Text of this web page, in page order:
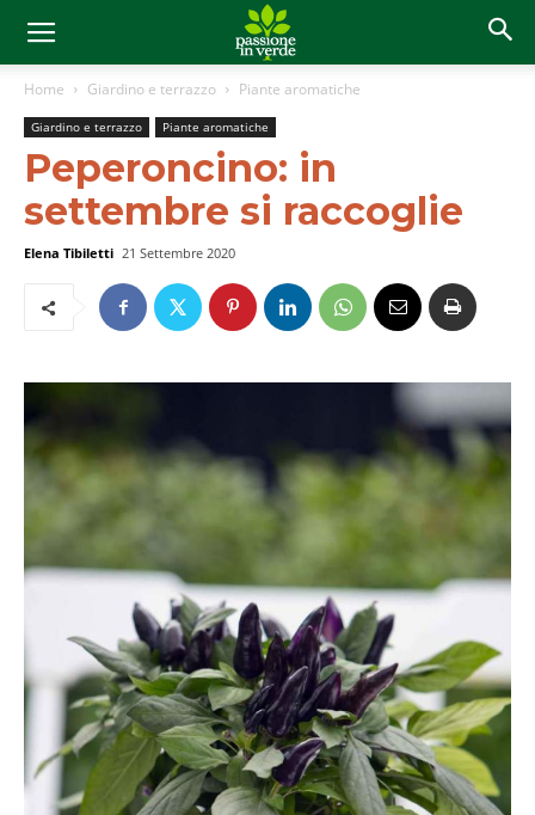
Home Giardino e terrazzo Piante aromatiche
Giardino e terrazzo Piante aromatiche
Peperoncino: in
settembre si raccoglie
Elena Tibiletti 21 Settembre 2020